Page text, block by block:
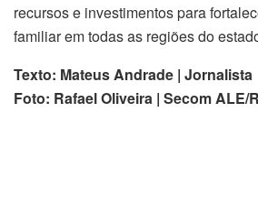
recursos e investimentos para
familiar em todas as regiões do
Texto: Mateus Andrade | Jornalista
Foto: Rafael Oliveira | Secom ALE/